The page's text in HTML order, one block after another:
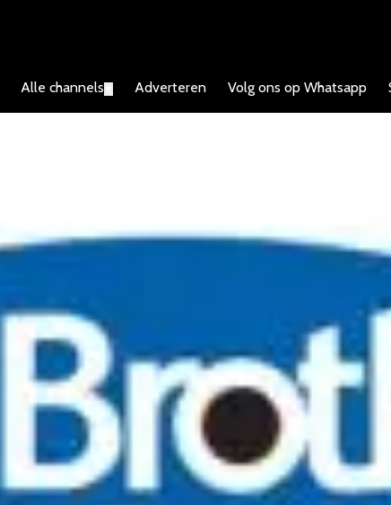
Alle channels Adverteren Volg ons op Whatsapp